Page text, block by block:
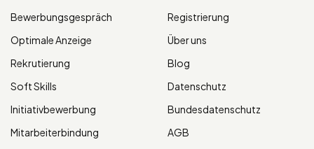
Bewerbungsgespräch
Optimale Anzeige
Rekrutierung
Soft Skills
Initiativbewerbung
Mitarbeiterbindung
Registrierung
Über uns
Blog
Datenschutz
Bundesdatenschutz
AGB